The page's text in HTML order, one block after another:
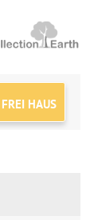
HAUS